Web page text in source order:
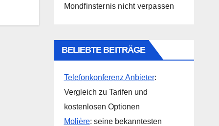
Mondfinsternis nicht verpassen
BELIEBTE BEITRÄGE
Telefonkonferenz Anbieter:
Vergleich zu Tarifen und
kostenlosen Optionen
Molière: seine bekanntesten